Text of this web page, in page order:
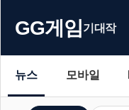
GG게임기대작
뉴스 모바일